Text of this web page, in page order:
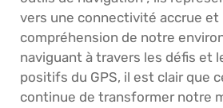
vers une connectivité accrue et
compréhension de notre
naviguant à travers les défis et
positifs du GPS, il est clair que
continue de transformer notre